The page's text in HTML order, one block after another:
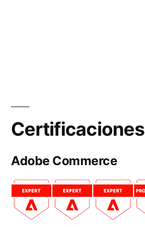
Certificaciones
Adobe Commerce